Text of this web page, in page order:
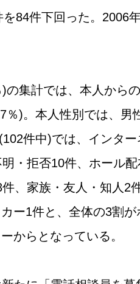
84件下回った。2006
の集計では、本人から
％)。本人性別では、男
件中)では、インタ
・拒否10件、ホール
、家族・友人・知人2
ー1件と、全体の3割
からとなっている。